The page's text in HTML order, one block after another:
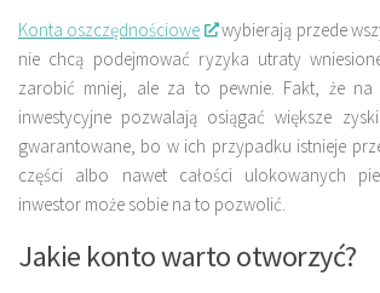
Konta oszczędnościowe
wybierają przede
nie chcą podejmować ryzyka utraty
zarobić mniej, ale za to pewnie. Fakt, że na
inwestycyjne pozwalają osiągać większe
gwarantowane, bo w ich przypadku istnieje
części albo nawet całości ulokowanych
inwestor może sobie na to pozwolić.
Jakie konto warto otworzyć?